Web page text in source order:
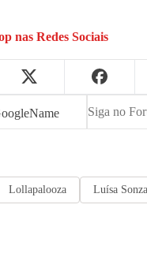
nas Redes Sociais
Siga no
Lollapalooza Luísa Sonza